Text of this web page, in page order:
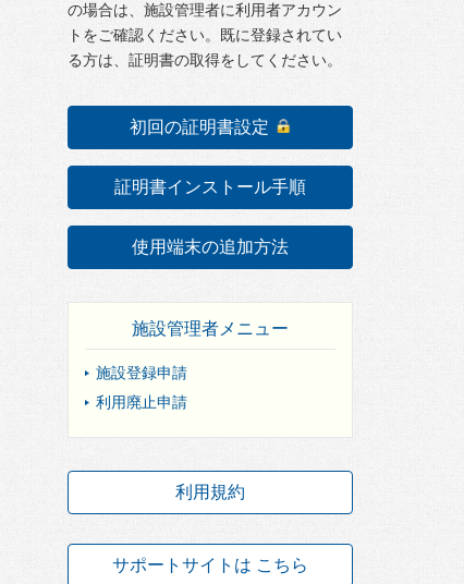
の場合は、施設管理者に利用者アカウン
トをご確認ください。既に登録されてい
る方は、証明書の取得をしてください。
初回の証明書設定
証明書インストール手順
使用端末の追加方法
施設管理者メニュー
施設登録申請
利用廃止申請
利用規約
サポートサイトは こちら